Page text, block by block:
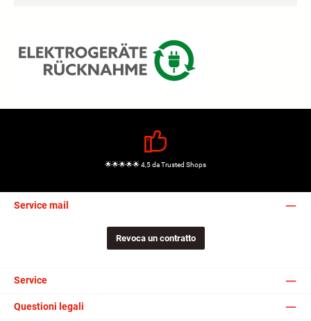
🌟🌟🌟🌟🌟 4,5 da Trusted Shops
Service mail
Revoca un contratto
Service
Questioni legali